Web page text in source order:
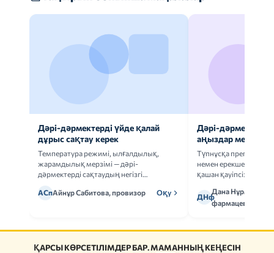
Дәрі-дәрмектерді үйде қалай
дұрыс сақтау керек
Температура режимі, ылғалдылық,
жарамдылық мерзімі — дәрі-
дәрмектерді сақтаудың негізгі
АСпАйнұр Сабитова, провизор Оқу
Дәрі-дәрмек
аңыздар мен
Түпнұсқа
немен ерекшеленеді
қашан қауіпсіз.
ДНф
Дана
фармацевт
ҚАРСЫ КӨРСЕТІЛІМДЕР БАР. МАМАННЫҢ КЕҢЕСІН